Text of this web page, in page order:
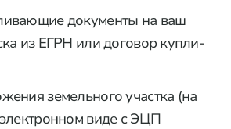
документы на ваш
из ЕГРН или договор купли-
земельного участка (на
виде с ЭЦП